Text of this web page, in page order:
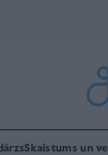
Skaistums un